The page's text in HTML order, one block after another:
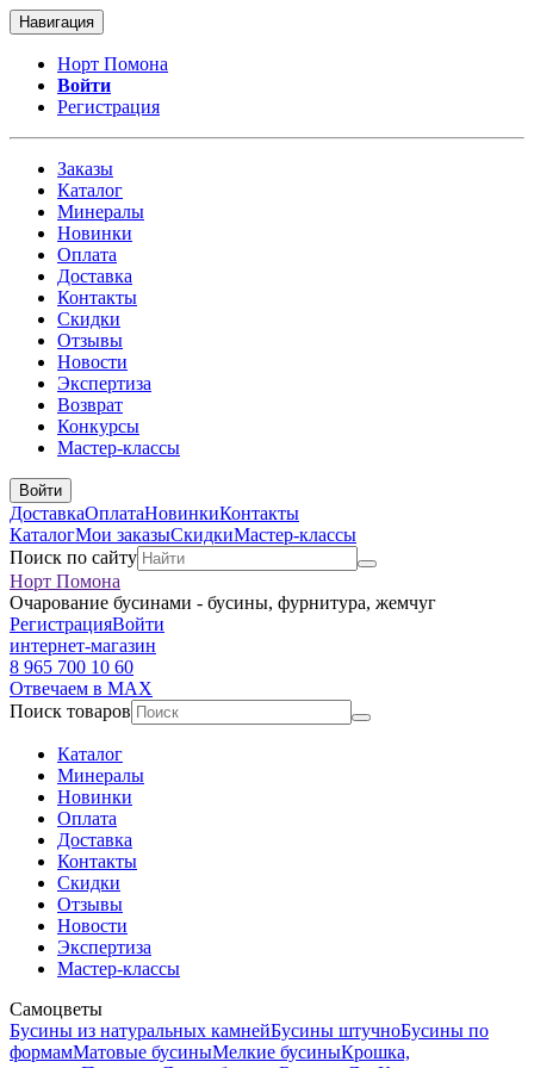
Навигация
Норт Помона
Войти
Регистрация
Заказы
Каталог
Минералы
Новинки
Оплата
Доставка
Контакты
Скидки
Отзывы
Новости
Экспертиза
Возврат
Конкурсы
Мастер-классы
Войти
ДоставкаОплатаНовинкиКонтакты
КаталогМои заказыСкидкиМастер-классы
Поиск по сайту
Норт Помона
Очарование бусинами - бусины, фурнитура, жемчуг
РегистрацияВойти
интернет-магазин
8 965 700 10 60
Отвечаем в MAX
Поиск товаров
Каталог
Минералы
Новинки
Оплата
Доставка
Контакты
Скидки
Отзывы
Новости
Экспертиза
Мастер-классы
Самоцветы
Бусины из натуральных камнейБусины штучноБусины по
формамМатовые бусиныМелкие бусиныКрошка,